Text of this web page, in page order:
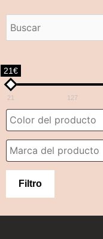
21€
21 127
Filtro